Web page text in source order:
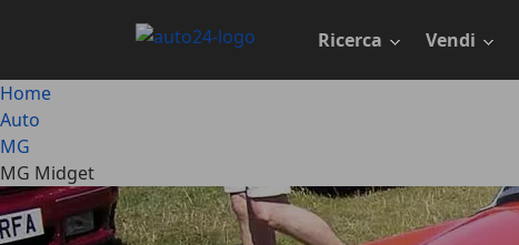
principale
Ricerca Vendi
Home
Auto
MG
MG Midget